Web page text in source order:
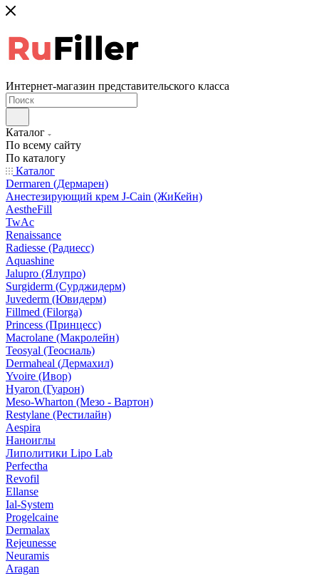
Интернет-магазин представительского класса
Каталог
По всему сайту
По каталогу
Каталог
Dermaren (Дермарен)
Анестезирующий крем J-Cain (ЖиКейн)
AestheFill
TwAc
Renaissance
Radiesse (Радиесс)
Aquashine
Jalupro (Ялупро)
Surgiderm (Сурджидерм)
Juvederm (Ювидерм)
Fillmed (Filorga)
Princess (Принцесс)
Macrolane (Макролейн)
Teosyal (Теосиаль)
Dermaheal (Дермахил)
Yvoire (Ивор)
Hyaron (Гуарон)
Meso-Wharton (Мезо - Вартон)
Restylane (Рестилайн)
Aespira
Наноиглы
Липолитики Lipo Lab
Perfectha
Revofil
Ellanse
Ial-System
Progelcaine
Dermalax
Rejeunesse
Neuramis
Aragan